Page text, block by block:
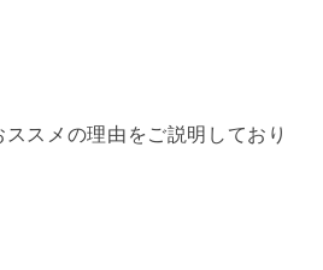
ススメの理由をご説明しており